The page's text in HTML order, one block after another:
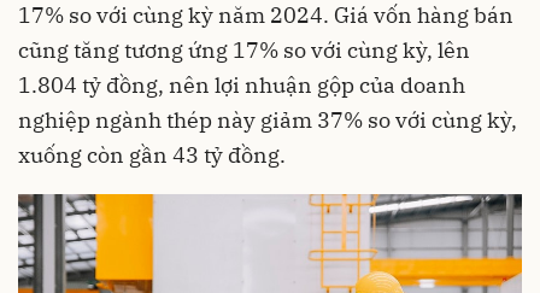
17% so với cùng kỳ năm 2024. Giá vốn hàng bán
cũng tăng tương ứng 17% so với cùng kỳ, lên
1.804 tỷ đồng, nên lợi nhuận gộp của doanh
nghiệp ngành thép này giảm 37% so với cùng kỳ,
xuống còn gần 43 tỷ đồng.